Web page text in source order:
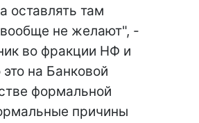
оставлять там
не желают", -
во фракции НФ и
на Банковой
формальной
причины